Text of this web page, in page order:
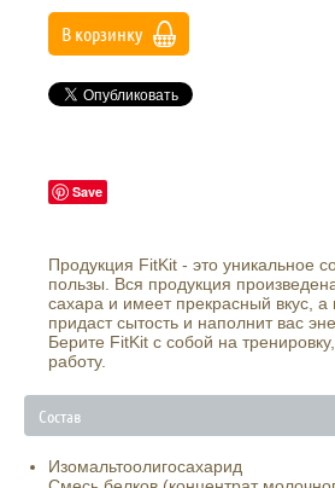
В корзинку
Save
Продукция FitKit - это уникальное
пользы. Вся продукция
сахара и имеет прекрасный вкус, а
придаст сытость и наполнит вас
Берите FitKit с собой на
работу.
Состав
Изомальтоолигосахарид